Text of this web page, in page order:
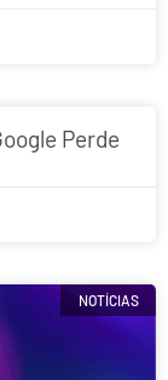
Perde
NOTÍCIAS